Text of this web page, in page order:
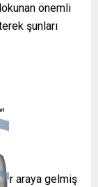
önemli
şunları
bir araya gelmiş